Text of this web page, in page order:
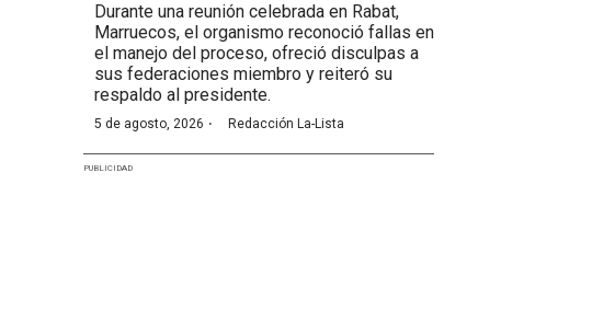
Durante una reunión celebrada en Rabat,
Marruecos, el organismo reconoció fallas en
el manejo del proceso, ofreció disculpas a
sus federaciones miembro y reiteró su
respaldo al presidente.
5 de agosto, 2026 · Redacción La-Lista
PUBLICIDAD